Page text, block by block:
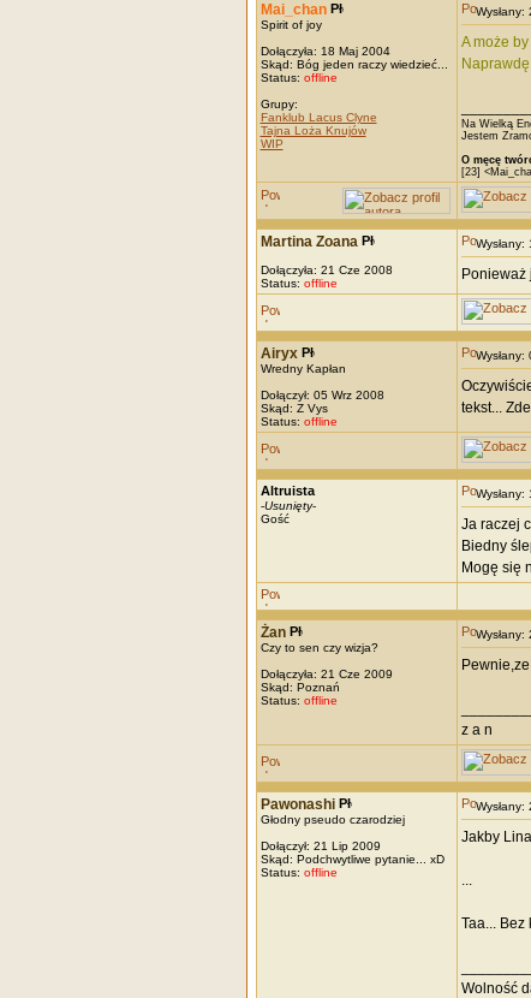
Mai_chan
Spirit of joy
Dołączyła: 18 Maj 2004
Skąd: Bóg jeden raczy wiedzieć...
Status: offline
Grupy:
Fanklub Lacus Clyne
Tajna Loża Knujów
WIP
A może
Na Wielką
Jestem
O męcę
[23]
Martina Zoana
Dołączyła: 21 Cze 2008
Status: offline
Ponieważ
Airyx
Wredny Kapłan
Dołączył: 05 Wrz 2008
Skąd: Z Vys
Status: offline
tekst...
Altruista
-Usunięty-
Gość
Ja raczej
Biedny
Mogę się
Żan
Czy to sen czy wizja?
Dołączyła: 21 Cze 2009
Skąd: Poznań
Status: offline
z a n
Pawonashi
Głodny pseudo czarodziej
Dołączył: 21 Lip 2009
Skąd: Podchwytliwe pytanie... xD
Status: offline
Jakby
...
Taa...
Wolność